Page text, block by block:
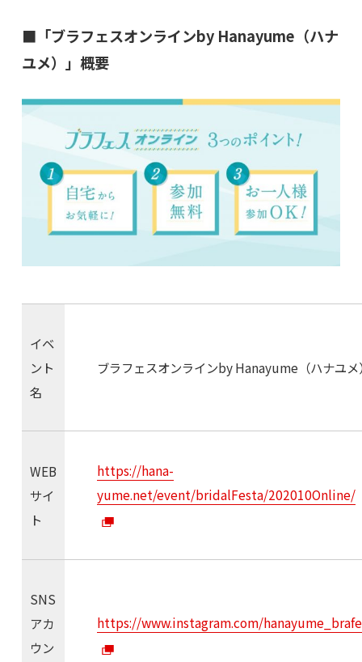
■「ブラフェスオンラインby Hanayume（ハナ
ユメ）」概要
イベ
ント
名
ブラフェスオンラインby Hanayume（ハナユメ
WEB
サイ
ト
https://hana-
yume.net/event/bridalFesta/202010Online/
SNS
アカ
ウン
https://www.instagram.com/